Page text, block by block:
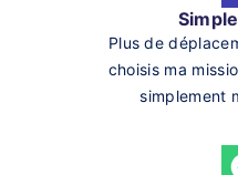
Plus de
choisis ma
simplement